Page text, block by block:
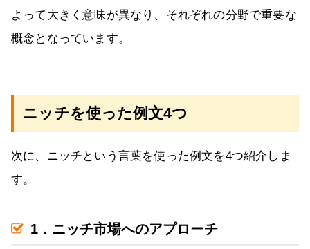
よって大きく意味が異なり、それぞれの分野で重要な
概念となっています。
ニッチを使った例文4つ
次に、ニッチという言葉を使った例文を4つ紹介しま
す。
1．ニッチ市場へのアプローチ